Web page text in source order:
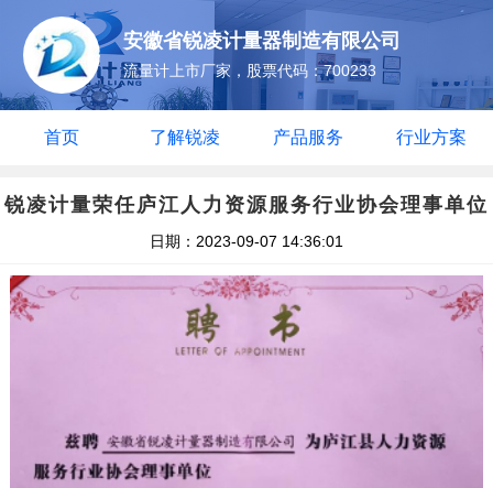
安徽省锐凌计量器制造有限公司
流量计上市厂家，股票代码：700233
首页 了解锐凌 产品服务 行业方案
锐凌计量荣任庐江人力资源服务行业协会理事单位
日期：2023-09-07 14:36:01